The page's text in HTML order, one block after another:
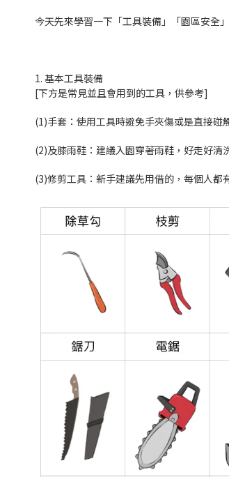
今天先來學習一下「工具裝備」「園區安全
1. 基本工具裝備
[下方是常見並且會用到的工具，供參考]
(1)手套：使用工具時避免手夾傷或是直接碰
(2)及膝雨鞋：建議入園穿著雨鞋，好走好清
(3)修剪工具：新手建議先用借的， 每個人都